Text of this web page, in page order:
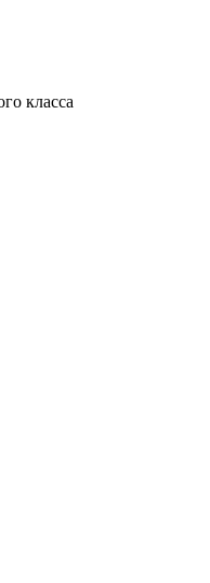
класса